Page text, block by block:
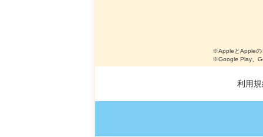
※AppleとAppleの
※Google Play、
利用